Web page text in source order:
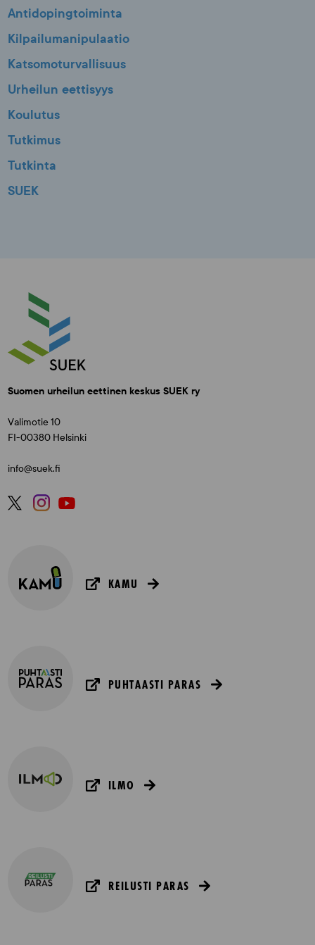
Antidopingtoiminta
Kilpailumanipulaatio
Katsomoturvallisuus
Urheilun eettisyys
Koulutus
Tutkimus
Tutkinta
SUEK
Suomen urheilun eettinen keskus SUEK ry
Valimotie 10
FI-00380 Helsinki
info@suek.fi
KAMU
PUHTAASTI PARAS
ILMO
REILUSTI PARAS